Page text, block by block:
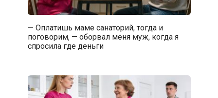
— Оплатишь маме санаторий, тогда и
поговорим, — оборвал меня муж, когда я
спросила где деньги